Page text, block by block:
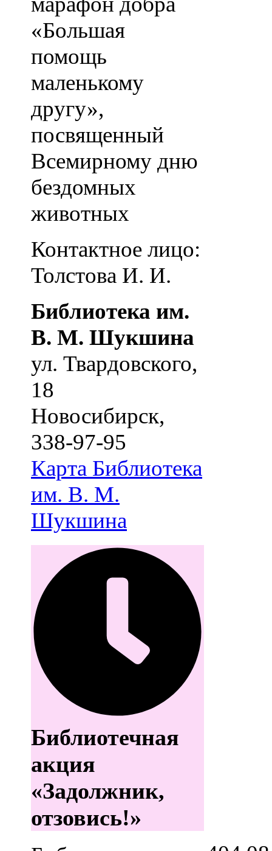
«Большая
помощь
маленькому
другу»,
посвященный
Всемирному дню
бездомных
животных
Контактное лицо:
Толстова И. И.
Библиотека им.
В. М. Шукшина
ул. Твардовского,
18
Новосибирск,
338-97-95
Карта Библиотека
им. В. М.
Шукшина
Библиотечная
акция
«Задолжник,
отзовись!»